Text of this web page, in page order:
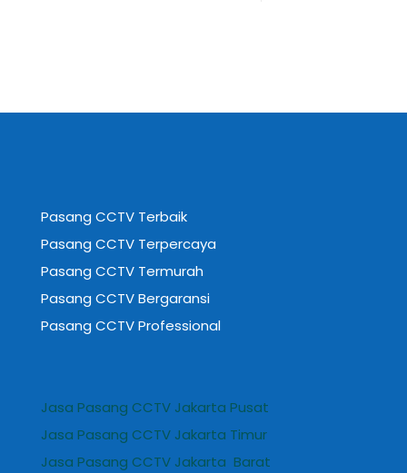
Pasang CCTV Terbaik
Pasang CCTV Terpercaya
Pasang CCTV Termurah
Pasang CCTV Bergaransi
Pasang CCTV Professional
Jasa Pasang CCTV Jakarta Pusat
Jasa Pasang CCTV Jakarta Timur
Jasa Pasang CCTV Jakarta Barat